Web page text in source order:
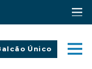
Único